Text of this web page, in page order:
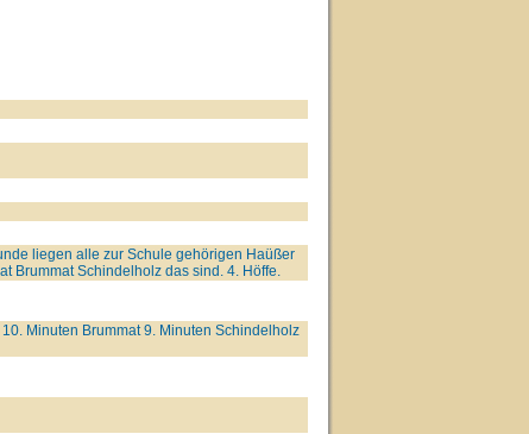
liegen alle zur Schule gehörigen Haüßer
Brummat Schindelholz das sind. 4. Höffe.
Minuten Brummat 9. Minuten Schindelholz